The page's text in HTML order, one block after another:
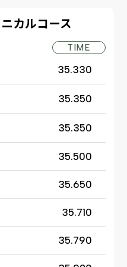
カルコース
TIME
35.330
35.350
35.350
35.500
35.650
35.710
35.790